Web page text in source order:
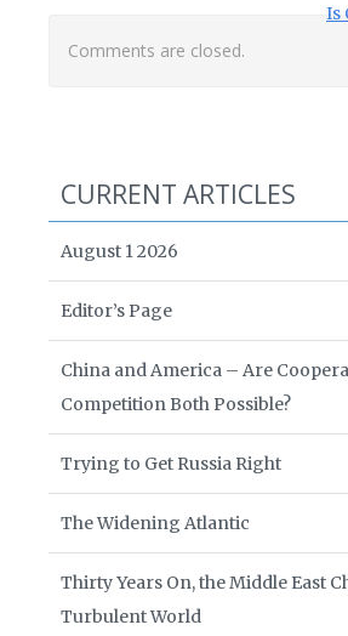
Is
Comments are closed.
CURRENT ARTICLES
August 1 2026
Editor’s Page
China and America – Are
Competition Both Possible?
Trying to Get Russia Right
The Widening Atlantic
Thirty Years On, the Middle East
Turbulent World